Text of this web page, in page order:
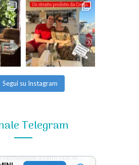
Segui su Instagram
Telegram